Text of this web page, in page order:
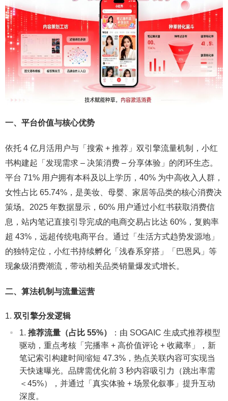
一、平台价值与核心优势
依托 4 亿月活用户与「搜索 + 推荐」双引擎流量机制，小红
书构建起「发现需求 – 决策消费 – 分享体验」的闭环生态。
平台 71% 用户拥有本科及以上学历，40% 为中高收入人群，
女性占比 65.74%，是美妆、母婴、家居等品类的核心消费决
策场。2025 年数据显示，60% 用户通过小红书获取消费信
息，站内笔记直接引导完成的电商交易占比达 60%，复购率
超 43%，远超传统电商平台。通过「生活方式趋势发源地」
的独特定位，小红书持续孵化「浅春系穿搭」「巴恩风」等
现象级消费潮流，带动相关品类销量爆发式增长。
二、算法机制与流量运营
双引擎分发逻辑
推荐流量（占比 55%）
：由 SOGAIC 生成式推荐模型
驱动，重点考核「完播率 + 高价值评论 + 收藏率」，新
笔记索引构建时间缩短 47.3%，热点关联内容可实现当
天快速曝光。品牌需优化前 3 秒内容吸引力（跳出率需
＜45%），并通过「真实体验 + 场景化叙事」提升互动
深度。